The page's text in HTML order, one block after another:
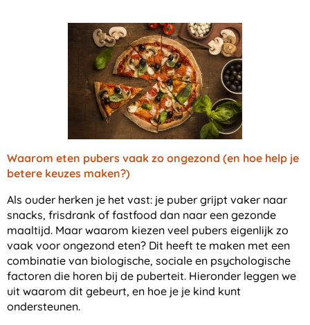
Waarom eten pubers vaak zo ongezond (en hoe help je
betere keuzes maken?)
Als ouder herken je het vast: je puber grijpt vaker naar
snacks, frisdrank of fastfood dan naar een gezonde
maaltijd. Maar waarom kiezen veel pubers eigenlijk zo
vaak voor ongezond eten? Dit heeft te maken met een
combinatie van biologische, sociale en psychologische
factoren die horen bij de puberteit. Hieronder leggen we
uit waarom dit gebeurt, en hoe je je kind kunt
ondersteunen.